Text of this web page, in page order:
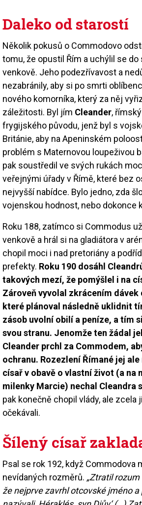
Daleko od starostí
Několik pokusů o Commodovo
tomu, že opustil Řím a uchýlil se do
venkově. Jeho podezřívavost a
nezabránily, aby si po smrti
nového komorníka, který za něj
záležitosti. Byl jím Cleander,
frygijského původu, jenž byl s
Británie, aby na Apeninském
problém s Maternovou loupeživou
pak soustředil ve svých rukách
veřejnými úřady v Římě, které bez
nejvyšší nabídce. Bylo jedno, zda
vojenskou hodnost, nebo dokonce
Roku 188, zatímco si Commodus
venkově a hrál si na gladiátora v
chopil moci i nad pretoriány a
prefekty. Roku 190 dosáhl
takových mezí, že pomýšlel i na
Zároveň vyvolal zkrácením dávek
které plánoval následně uklidnit
zásob uvolní obilí a peníze, a tím
svou stranu. Jenomže ten žádal
Cleander prchl za Commodem,
ochranu. Rozezlení Římané jej
císař v obavě o vlastní život (a na
milenky Marcie) nechal Cleandra
pak konečně chopil vlády, ale zcela
očekávali.
Šílený císař
Psal se rok 192, když Commodova
nevídaných rozměrů. „Ztratil
že nejprve zavrhl otcovské jméno a